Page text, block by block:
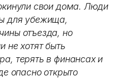
свои дома. Люди
для убежища,
отъезда, но
не хотят быть
терять в финансах и
опасно открыто